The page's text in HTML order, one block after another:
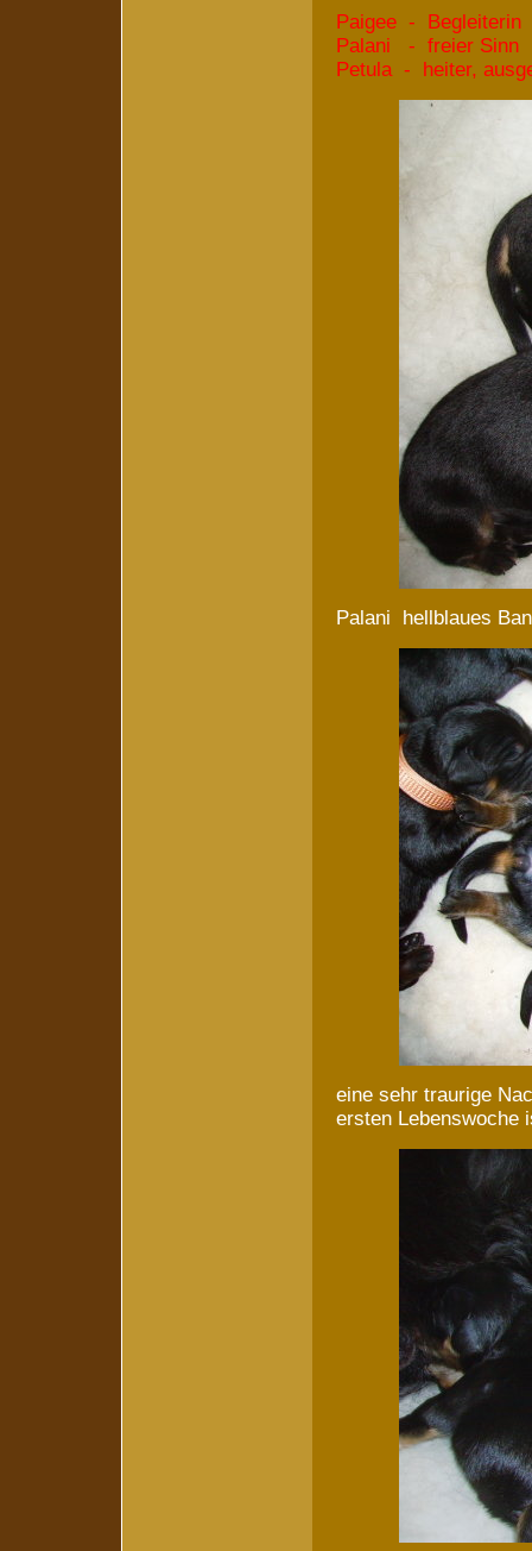
Paigee - Begleiterin
Palani - freier Sinn
Petula - heiter,
Palani hellblaues
eine sehr traurige
ersten Lebenswoche